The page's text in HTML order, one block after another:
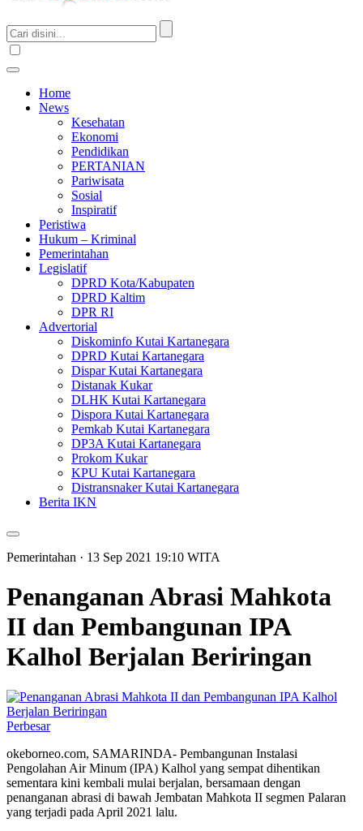
Home
News
Kesehatan
Ekonomi
Pendidikan
PERTANIAN
Pariwisata
Sosial
Inspiratif
Peristiwa
Hukum – Kriminal
Pemerintahan
Legislatif
DPRD Kota/Kabupaten
DPRD Kaltim
DPR RI
Advertorial
Diskominfo Kutai Kartanegara
DPRD Kutai Kartanegara
Dispar Kutai Kartanegara
Distanak Kukar
DLHK Kutai Kartanegara
Dispora Kutai Kartanegara
Pemkab Kutai Kartanegara
DP3A Kutai Kartanegara
Prokom Kukar
KPU Kutai Kartanegara
Distransnaker Kutai Kartanegara
Berita IKN
Pemerintahan · 13 Sep 2021 19:10 WITA
Penanganan Abrasi Mahkota
II dan Pembangunan IPA
Kalhol Berjalan Beriringan
Perbesar
okeborneo.com, SAMARINDA- Pembangunan Instalasi
Pengolahan Air Minum (IPA) Kalhol yang sempat dihentikan
sementara kini kembali mulai berjalan, bersamaan dengan
penanganan abrasi di bawah Jembatan Mahkota II segmen Palaran
yang terjadi pada April 2021 lalu.